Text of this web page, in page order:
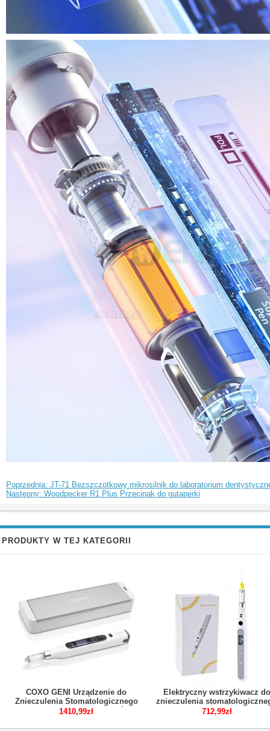
Poprzednia: JT-71 Bezszczotkowy mikrosilnik do laboratorium
Następny: Woodpecker R1 Plus Przecinak do gutaperki
PRODUKTY W TEJ KATEGORII
COXO GENI Urządzenie do
Znieczulenia Stomatologicznego
Bezprzewodowe 3 Prędkości
1410,99zł
Elektryczny wstrzykiwacz do
znieczulenia
Bezbolesne urządzenie do
712,99zł